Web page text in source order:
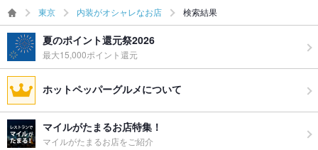
東京 内装がオシャレなお店 検索結果
夏のポイント還元祭2026
最大15,000ポイント還元
ホットペッパーグルメについて
マイルがたまるお店特集！
マイルがたまるお店をご紹介